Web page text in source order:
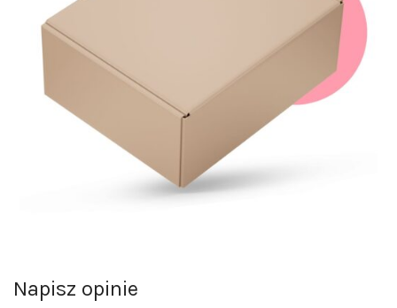
Napisz opinie